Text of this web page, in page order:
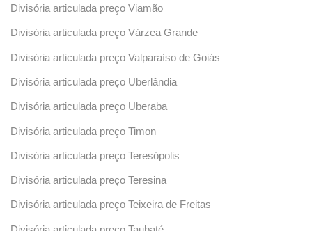
Divisória articulada preço Viamão
Divisória articulada preço Várzea Grande
Divisória articulada preço Valparaíso de Goiás
Divisória articulada preço Uberlândia
Divisória articulada preço Uberaba
Divisória articulada preço Timon
Divisória articulada preço Teresópolis
Divisória articulada preço Teresina
Divisória articulada preço Teixeira de Freitas